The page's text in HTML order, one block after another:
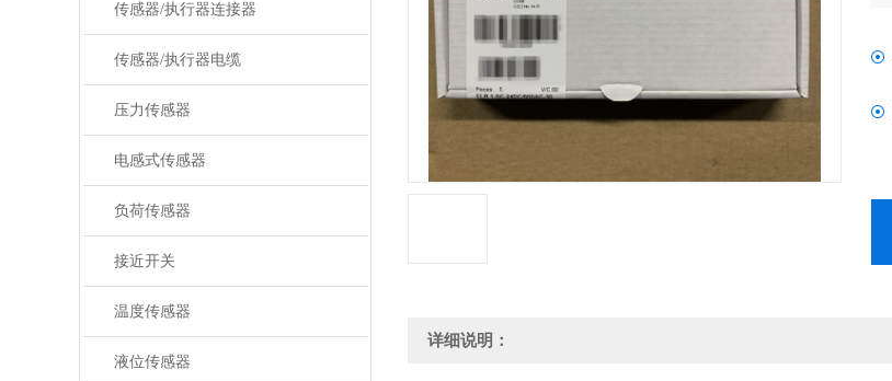
传感器/执行器连接器
传感器/执行器电缆
压力传感器
电感式传感器
负荷传感器
接近开关
温度传感器
液位传感器
详细说明：